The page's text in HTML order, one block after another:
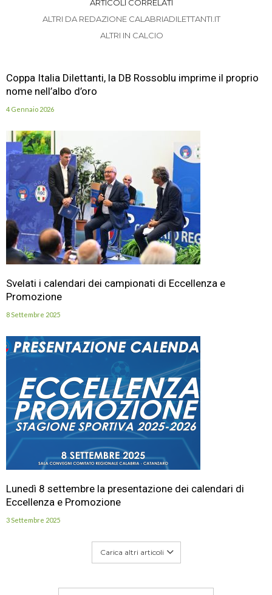
ARTICOLI CORRELATI
ALTRI DA REDAZIONE CALABRIADILETTANTI.IT
ALTRI IN CALCIO
Coppa Italia Dilettanti, la DB Rossoblu imprime il proprio
nome nell’albo d’oro
4 Gennaio 2026
Svelati i calendari dei campionati di Eccellenza e
Promozione
8 Settembre 2025
Lunedì 8 settembre la presentazione dei calendari di
Eccellenza e Promozione
3 Settembre 2025
Carica altri articoli